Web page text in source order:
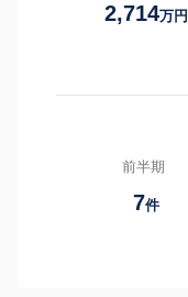
2,714万円
前半期
7件